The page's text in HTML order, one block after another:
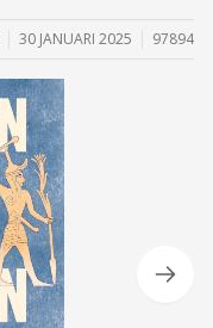
30 JANUARI 2025